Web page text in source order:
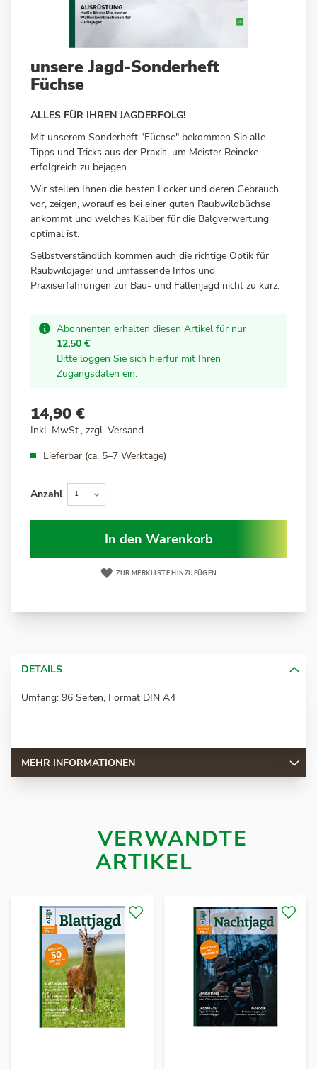
Anfang
der
springen
unsere Jagd-Sonderheft
Füchse
ALLES FÜR IHREN JAGDERFOLG!
Mit unserem Sonderheft "Füchse" bekommen Sie alle
Tipps und Tricks aus der Praxis, um Meister Reineke
erfolgreich zu bejagen.
Wir stellen Ihnen die besten Locker und deren Gebrauch
vor, zeigen, worauf es bei einer guten Raubwildbüchse
ankommt und welches Kaliber für die Balgverwertung
optimal ist.
Selbstverständlich kommen auch die richtige Optik für
Raubwildjäger und umfassende Infos und
Praxiserfahrungen zur Bau- und Fallenjagd nicht zu kurz.
Abonnenten erhalten diesen Artikel für nur
12,50 €
Bitte loggen Sie sich hierfür mit Ihren
Zugangsdaten ein.
14,90 €
Inkl. MwSt., zzgl. Versand
Lieferbar (ca. 5–7 Werktage)
Anzahl
In den Warenkorb
ZUR MERKLISTE HINZUFÜGEN
DETAILS
Umfang: 96 Seiten, Format DIN A4
MEHR INFORMATIONEN
VERWANDTE
ARTIKEL